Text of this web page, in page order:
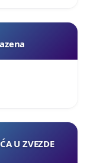
U ZVEZDE